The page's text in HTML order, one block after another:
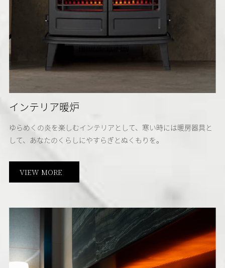
インテリア暖炉
ゆらめくの炎を楽しむインテリアとして、寒い時には暖房器具と
して、あなたのくらしにやすらぎとぬくもりを。
VIEW MORE